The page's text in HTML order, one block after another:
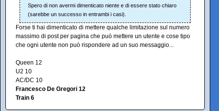
Spero di non avermi dimenticato niente e di essere stato chiaro
(sarebbe un successo in entrambi i casi).
Forse ti hai dimenticato di mettere qualche limitazione sul numero
massimo di post per pagina che può mettere un utente e cose tipo
che ogni utente non può rispondere ad un suo messaggio...
Queen 12
U2 10
AC/DC 10
Francesco De Gregori 12
Train 6